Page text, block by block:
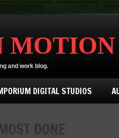
MOTION
and work blog.
DIGITAL STUDIOS